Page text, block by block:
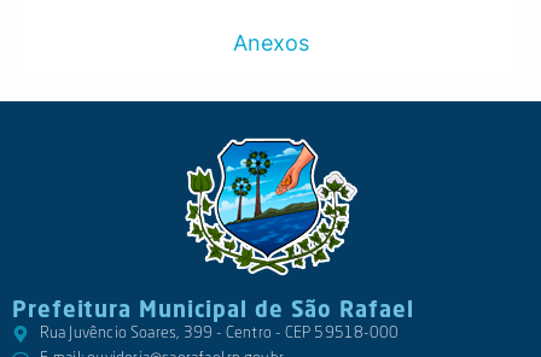
Anexos
Prefeitura Municipal de São Rafael
Rua Juvêncio Soares, 399 - Centro - CEP 59518-000